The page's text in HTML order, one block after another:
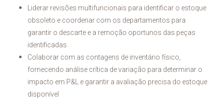
Liderar revisões multifuncionais para identificar o estoque
obsoleto e coordenar com os departamentos para
garantir o descarte e a remoção oportunos das peças
identificadas
Colaborar com as contagens de inventário físico,
fornecendo análise crítica de variação para determinar o
impacto em P&L e garantir a avaliação precisa do estoque
disponível